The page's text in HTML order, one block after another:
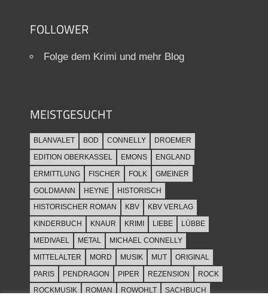
FOLLOWER
Folge dem Krimi und mehr Blog
MEISTGESUCHT
BLANVALET BOD CONNELLY
DROEMER
EDITION OBERKASSEL
EMONS
ENGLAND
ERMITTLUNG
FISCHER FOLK
GMEINER
GOLDMANN
HEYNE
HISTORISCH
HISTORISCHER ROMAN
KBV
KBV VERLAG
KINDERBUCH
KNAUR KRIMI LIEBE
LÜBBE
MEDIVAEL
METAL
MICHAEL CONNELLY
MITTELALTER
MORD MUSIK MUT
ORIGINAL
PARIS
PENDRAGON PIPER REZENSION
ROCK
ROCKMUSIK
ROMAN ROWOHLT SACHBUCH